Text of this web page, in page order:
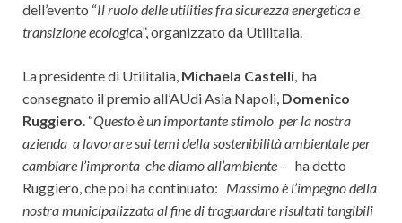
dell’evento “Il ruolo delle utilities fra sicurezza energetica e
transizione ecologica”, organizzato da Utilitalia.
La presidente di Utilitalia, Michaela Castelli, ha
consegnato il premio all’AUdi Asia Napoli, Domenico
Ruggiero. “Questo è un importante stimolo per la nostra
azienda a lavorare sui temi della sostenibilità ambientale per
cambiare l’impronta che diamo all’ambiente – ha detto
Ruggiero, che poi ha continuato: Massimo è l’impegno della
nostra municipalizzata al fine di traguardare risultati tangibili